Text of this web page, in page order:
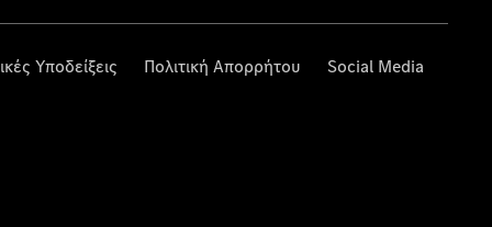
Υποδείξεις Πολιτική Απορρήτου Social Media